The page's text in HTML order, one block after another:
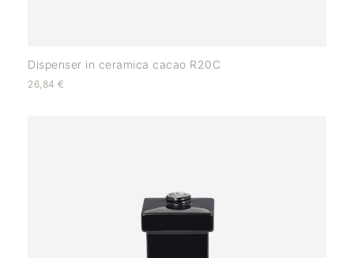
Dispenser in ceramica cacao R20C
26,84 €